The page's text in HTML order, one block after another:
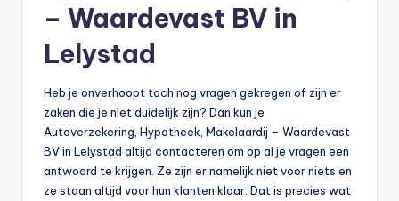
– Waardevast BV in
Lelystad
Heb je onverhoopt toch nog vragen gekregen of zijn er
zaken die je niet duidelijk zijn? Dan kun je
Autoverzekering, Hypotheek, Makelaardij – Waardevast
BV in Lelystad altijd contacteren om op al je vragen een
antwoord te krijgen. Ze zijn er namelijk niet voor niets en
ze staan altijd voor hun klanten klaar. Dat is precies wat